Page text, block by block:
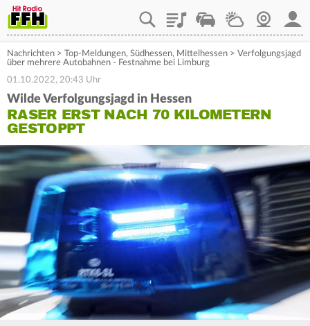
PlaylistStaupilotWetterWebcam
Nachrichten > Top-Meldungen, Südhessen, Mittelhessen > Verfolgungsjagd
über mehrere Autobahnen - Festnahme bei Limburg
01.10.2022, 20:43 Uhr
Wilde Verfolgungsjagd in Hessen
RASER ERST NACH 70 KILOMETERN
GESTOPPT